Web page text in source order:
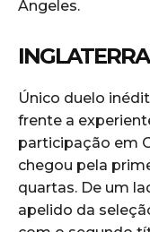
Angeles.
Único duelo
frente a
participação em
chegou pela
quartas. De um
apelido da